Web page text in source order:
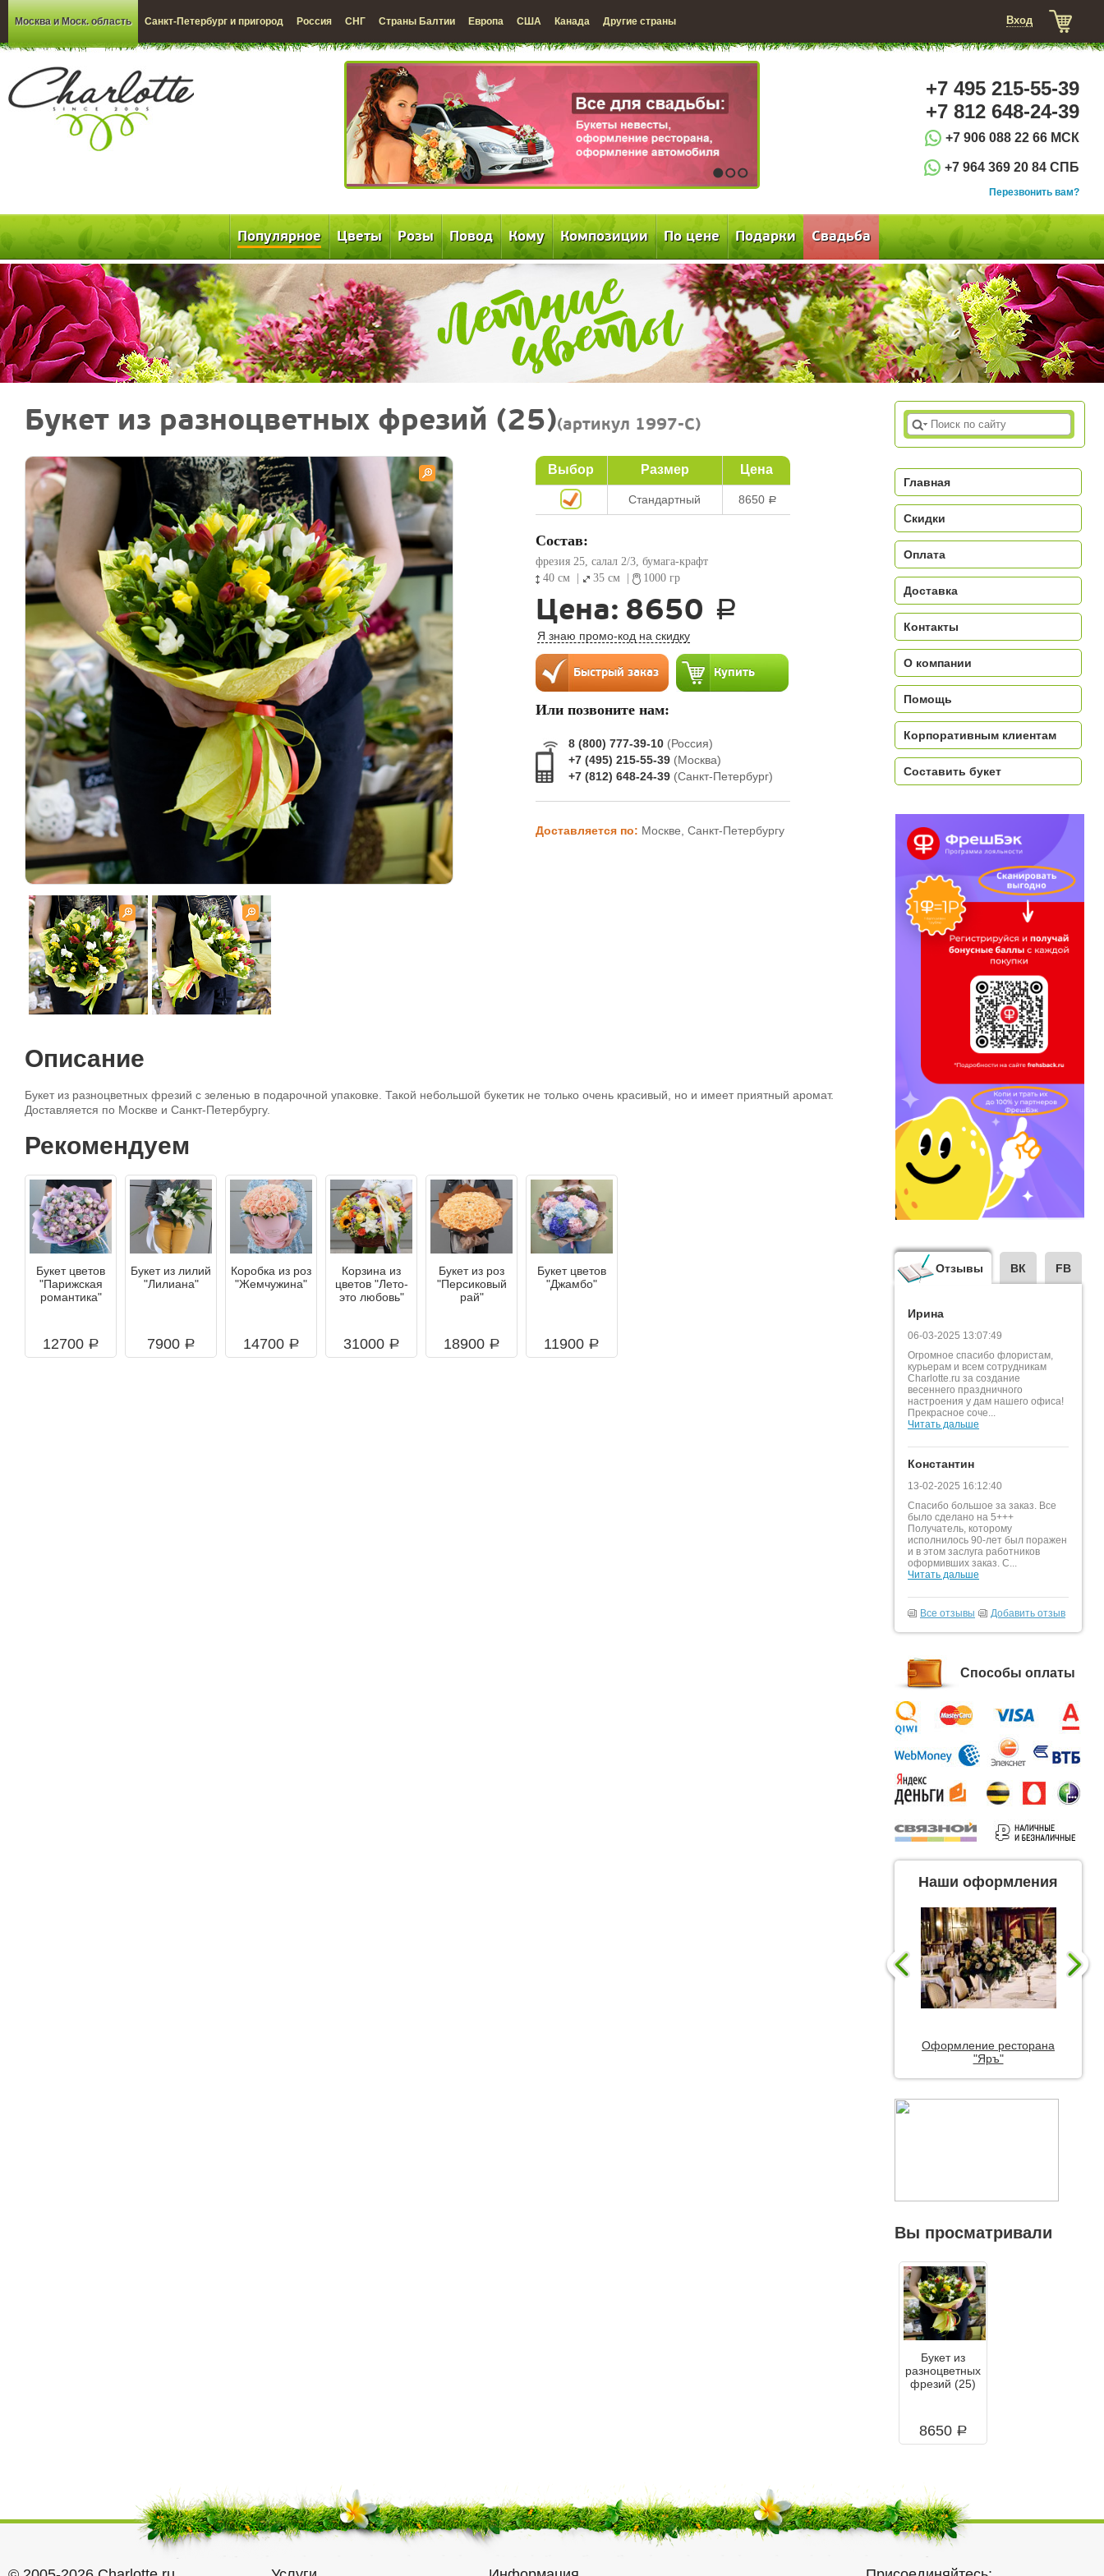
Москва и Моск. область Санкт-Петербург и пригород Россия СНГ Страны Балтии Европа США Канада Другие страны Вход
1 2 3
+7 495 215-55-39
+7 812 648-24-39
+7 906 088 22 66 МСК
+7 964 369 20 84 СПБ
Перезвонить вам?
Популярное Цветы Розы Повод Кому Композиции По цене Подарки Свадьба
Букет из разноцветных фрезий (25)(артикул 1997-C)
Выбор Размер Цена
Стандартный 8650 a
Состав:
фрезия 25, салал 2/3, бумага-крафт
40 см
35 см 1000 гр
Цена: 8650 a
Я знаю промо-код на скидку
Или позвоните нам:
8 (800) 777-39-10 (Россия)
+7 (495) 215-55-39 (Москва)
+7 (812) 648-24-39 (Санкт-Петербург)
Доставляется по: Москве, Санкт-Петербургу
Описание
Букет из разноцветных фрезий с зеленью в подарочной упаковке. Такой небольшой букетик не только очень красивый, но и имеет приятный аромат.
Доставляется по Москве и Санкт-Петербургу.
Рекомендуем
Букет цветов
"Парижская
романтика"
12700 a
Букет из лилий
"Лилиана"
7900 a
Коробка из роз
"Жемчужина"
14700 a
Корзина из
цветов "Лето-
это любовь"
31000 a
Букет из роз
"Персиковый
рай"
18900 a
Букет цветов
"Джамбо"
11900 a
Главная
Скидки
Оплата
Доставка
Контакты
О компании
Помощь
Корпоративным клиентам
Составить букет
Отзывы ВК FB
Ирина
06-03-2025 13:07:49
Огромное спасибо флористам,
курьерам и всем сотрудникам
Charlotte.ru за создание
весеннего праздничного
настроения у дам нашего офиса!
Прекрасное соче...
Читать дальше
Константин
13-02-2025 16:12:40
Спасибо большое за заказ. Все
было сделано на 5+++
Получатель, которому
исполнилось 90-лет был поражен
и в этом заслуга работников
оформивших заказ. С...
Читать дальше
Все отзывы Добавить отзыв
Способы оплаты
Наши оформления
Оформление ресторана
"Яръ"
Вы просматривали
Букет из
разноцветных
фрезий (25)
8650 a